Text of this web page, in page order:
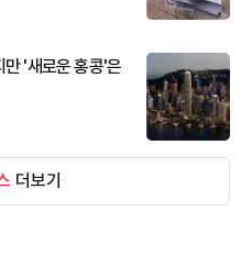
'새로운 홍콩'은
더보기